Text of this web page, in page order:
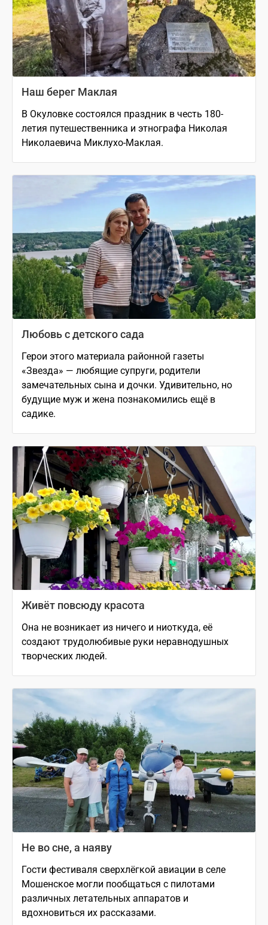
Наш берег Маклая
В Окуловке состоялся праздник в честь 180-
летия путешественника и этнографа Николая
Николаевича Миклухо-Маклая.
Любовь с детского сада
Герои этого материала районной газеты
«Звезда» — любящие супруги, родители
замечательных сына и дочки. Удивительно, но
будущие муж и жена познакомились ещё в
садике.
Живёт повсюду красота
Она не возникает из ничего и ниоткуда, её
создают трудолюбивые руки неравнодушных
творческих людей.
Не во сне, а наяву
Гости фестиваля сверхлёгкой авиации в селе
Мошенское могли пообщаться с пилотами
различных летательных аппаратов и
вдохновиться их рассказами.